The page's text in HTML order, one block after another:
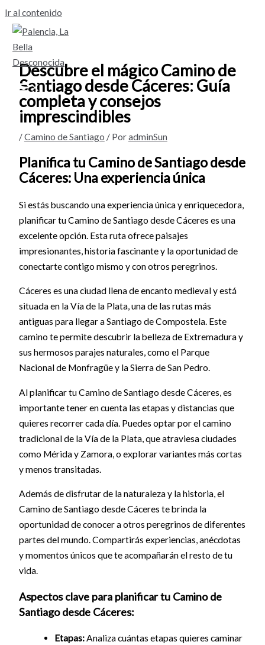
Ir al contenido
Descubre el mágico Camino de
Santiago desde Cáceres: Guía
completa y consejos
imprescindibles
/Camino de Santiago / PoradminSun
Planifica tu Camino de Santiago desde
Cáceres: Una experiencia única
Si estás buscando una experiencia única y enriquecedora,
planificar tu Camino de Santiago desde Cáceres es una
excelente opción. Esta ruta ofrece paisajes
impresionantes, historia fascinante y la oportunidad de
conectarte contigo mismo y con otros peregrinos.
Cáceres es una ciudad llena de encanto medieval y está
situada en la Vía de la Plata, una de las rutas más
antiguas para llegar a Santiago de Compostela. Este
camino te permite descubrir la belleza de Extremadura y
sus hermosos parajes naturales, como el Parque
Nacional de Monfragüe y la Sierra de San Pedro.
Al planificar tu Camino de Santiago desde Cáceres, es
importante tener en cuenta las etapas y distancias que
quieres recorrer cada día. Puedes optar por el camino
tradicional de la Vía de la Plata, que atraviesa ciudades
como Mérida y Zamora, o explorar variantes más cortas
y menos transitadas.
Además de disfrutar de la naturaleza y la historia, el
Camino de Santiago desde Cáceres te brinda la
oportunidad de conocer a otros peregrinos de diferentes
partes del mundo. Compartirás experiencias, anécdotas
y momentos únicos que te acompañarán el resto de tu
vida.
Aspectos clave para planificar tu Camino de
Santiago desde Cáceres:
Etapas:Analiza cuántas etapas quieres caminar